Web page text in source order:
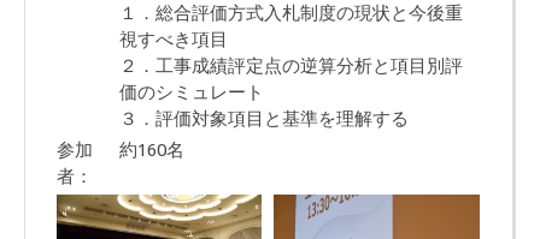
１．総合評価方式入札制度の現状と今後重
視すべき項目
２．工事成績評定点の逆算分析と項目別評
価のシミュレート
３．評価対象項目と基準を理解する
参加
者：
約160名